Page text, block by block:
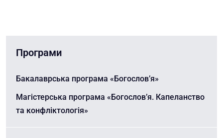
Програми
Бакалаврська програма «Богослов’я»
Магістерська програма «Богослов’я. Капеланство
та конфліктологія»